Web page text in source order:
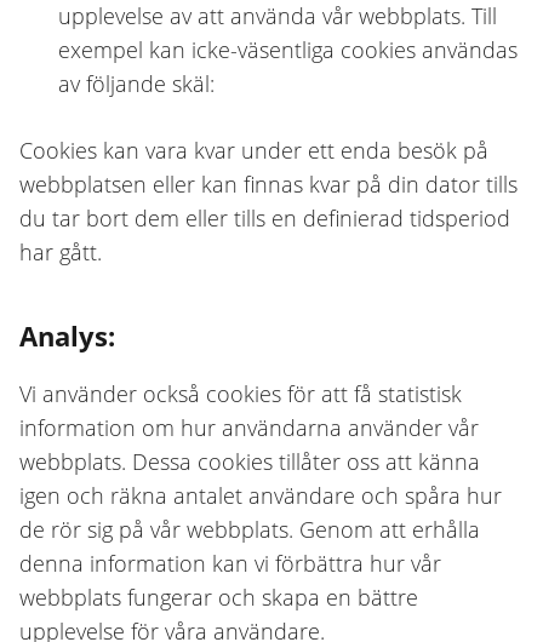
upplevelse av att använda vår webbplats. Till
exempel kan icke-väsentliga cookies användas
av följande skäl:
Cookies kan vara kvar under ett enda besök på
webbplatsen eller kan finnas kvar på din dator tills
du tar bort dem eller tills en definierad tidsperiod
har gått.
Analys:
Vi använder också cookies för att få statistisk
information om hur användarna använder vår
webbplats. Dessa cookies tillåter oss att känna
igen och räkna antalet användare och spåra hur
de rör sig på vår webbplats. Genom att erhålla
denna information kan vi förbättra hur vår
webbplats fungerar och skapa en bättre
upplevelse för våra användare.